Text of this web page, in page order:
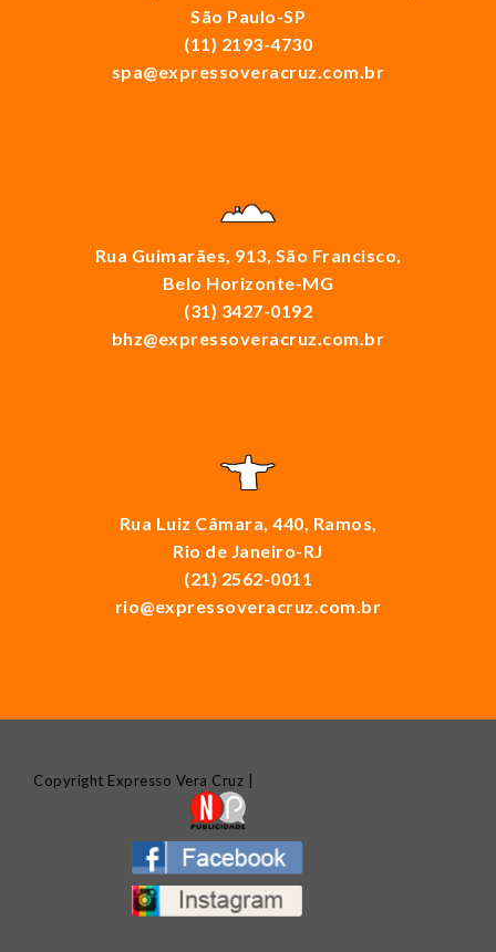
São Paulo-SP
(11) 2193-4730
spa@expressoveracruz.com.br
Rua Guimarães, 913, São Francisco,
Belo Horizonte-MG
(31) 3427-0192
bhz@expressoveracruz.com.br
Rua Luiz Câmara, 440, Ramos,
Rio de Janeiro-RJ
(21) 2562-0011
rio@expressoveracruz.com.br
Copyright Expresso Vera Cruz |